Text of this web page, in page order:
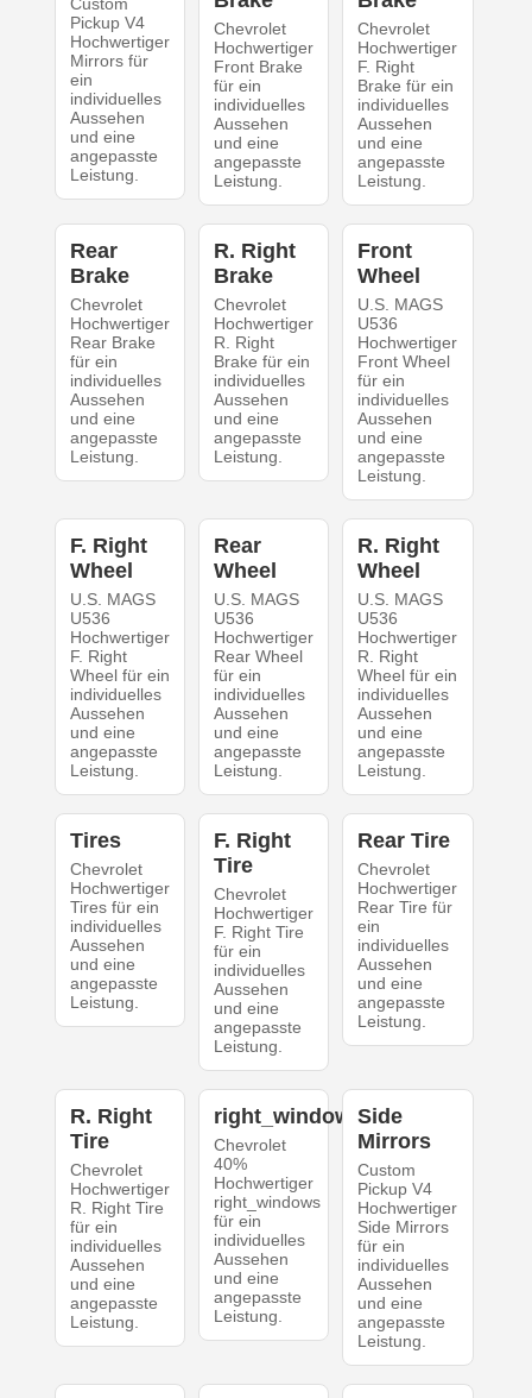
Pickup V4
Hochwertiger
Mirrors für
ein
individuelles
Aussehen
und eine
angepasste
Leistung.
Chevrolet
Hochwertiger
Front Brake
für ein
individuelles
Aussehen
und eine
angepasste
Leistung.
Chevrolet
Hochwertiger
F. Right
Brake für ein
individuelles
Aussehen
und eine
angepasste
Leistung.
Rear
Brake
Chevrolet
Hochwertiger
Rear Brake
für ein
individuelles
Aussehen
und eine
angepasste
Leistung.
R. Right
Brake
Chevrolet
Hochwertiger
R. Right
Brake für ein
individuelles
Aussehen
und eine
angepasste
Leistung.
Front
Wheel
U.S. MAGS
U536
Hochwertiger
Front Wheel
für ein
individuelles
Aussehen
und eine
angepasste
Leistung.
F. Right
Wheel
U.S. MAGS
U536
Hochwertiger
F. Right
Wheel für ein
individuelles
Aussehen
und eine
angepasste
Leistung.
Rear
Wheel
U.S. MAGS
U536
Hochwertiger
Rear Wheel
für ein
individuelles
Aussehen
und eine
angepasste
Leistung.
R. Right
Wheel
U.S. MAGS
U536
Hochwertiger
R. Right
Wheel für ein
individuelles
Aussehen
und eine
angepasste
Leistung.
Tires
Chevrolet
Hochwertiger
Tires für ein
individuelles
Aussehen
und eine
angepasste
Leistung.
F. Right
Tire
Chevrolet
Hochwertiger
F. Right Tire
für ein
individuelles
Aussehen
und eine
angepasste
Leistung.
Rear Tire
Chevrolet
Hochwertiger
Rear Tire für
ein
individuelles
Aussehen
und eine
angepasste
Leistung.
R. Right
Tire
Chevrolet
Hochwertiger
R. Right Tire
für ein
individuelles
Aussehen
und eine
angepasste
Leistung.
right_windows
Chevrolet
40%
Hochwertiger
right_windows
für ein
individuelles
Aussehen
und eine
angepasste
Leistung.
Side
Mirrors
Custom
Pickup V4
Hochwertiger
Side Mirrors
für ein
individuelles
Aussehen
und eine
angepasste
Leistung.